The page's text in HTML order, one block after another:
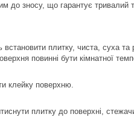
до зносу, що гарантує тривалий
плитку, чиста, суха
повинні бути кімнатної
клейку поверхню.
плитку до поверхні,